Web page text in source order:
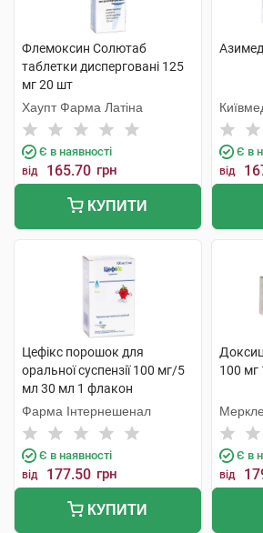
Флемоксин Солютаб
таблетки дисперговані 125
мг 20 шт
Хаупт Фарма Латіна
Є в наявності
від 165.70 грн
КУПИТИ
Є в
від
Цефікс порошок для
оральної суспензії 100 мг/5
мл 30 мл 1 флакон
Фарма Інтернешенал
Є в наявності
від 177.50 грн
КУПИТИ
100 мг
Меркле
Є в
від